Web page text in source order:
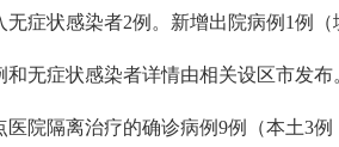
无症状感染者2例。新增出院病例1例
和无症状感染者详情由相关设区市发布
医院隔离治疗的确诊病例9例（本土3